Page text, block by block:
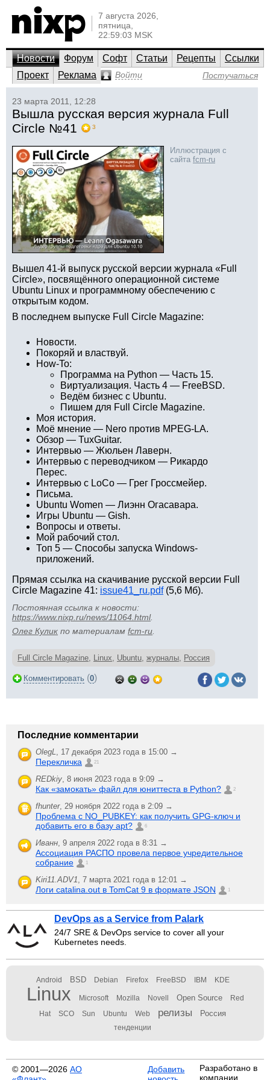
7 августа 2026,
пятница,
22:59:03 MSK
Новости Форум Софт Статьи Рецепты
Ссылки
Проект
Реклама Войти Постучаться
23 марта 2011, 12:28
Вышла русская версия журнала Full
Circle №41
3
Иллюстрация с
сайта fcm-ru
Вышел 41-й выпуск русской версии журнала «Full
Circle», посвящённого операционной системе
Ubuntu Linux и программному обеспечению с
открытым кодом.
В последнем выпуске Full Circle Magazine:
Новости.
Покоряй и властвуй.
How-To:
Программа на Python — Часть 15.
Виртуализация. Часть 4 — FreeBSD.
Ведём бизнес с Ubuntu.
Пишем для Full Circle Magazine.
Моя история.
Моё мнение — Nero против MPEG-LA.
Обзор — TuxGuitar.
Интервью — Жюльен Лаверн.
Интервью с переводчиком — Рикардо
Перес.
Интервью с LoCo — Грег Гроссмейер.
Письма.
Ubuntu Women — Лиэнн Огасавара.
Игры Ubuntu — Gish.
Вопросы и ответы.
Мой рабочий стол.
Топ 5 — Способы запуска Windows-
приложений.
Прямая ссылка на скачивание русской версии Full
Circle Magazine 41: issue41_ru.pdf(5,6 Мб).
Постоянная ссылка к новости:
https://www.nixp.ru/news/11064.html.
Олег Кулик по материалам fcm-ru
Full Circle Magazine, Linux, Ubuntu, журналы, Россия
Комментировать (0)
Последние комментарии
OlegL, 17 декабря 2023 года в 15:00 →
Перекличка 21
REDkiy, 8 июня 2023 года в 9:09 →
Как «замокать» файл для юниттеста в Python? 2
fhunter, 29 ноября 2022 года в 2:09 →
Проблема с NO_PUBKEY: как получить GPG-ключ и
добавить его в базу apt?
6
Иванн, 9 апреля 2022 года в 8:31 →
Ассоциация РАСПО провела первое учредительное
собрание
1
Kiri11.ADV1, 7 марта 2021 года в 12:01 →
Логи catalina.out в TomCat 9 в формате JSON 1
DevOps as a Service from Palark
24/7 SRE & DevOps service to cover all your
Kubernetes needs.
Android BSD Debian Firefox FreeBSD IBM KDE
Linux Microsoft Mozilla Novell Open Source Red
Hat SCO Sun Ubuntu Web релизы Россия
тенденции
© 2001—2026 АО
Добавить
Разработано в
компании